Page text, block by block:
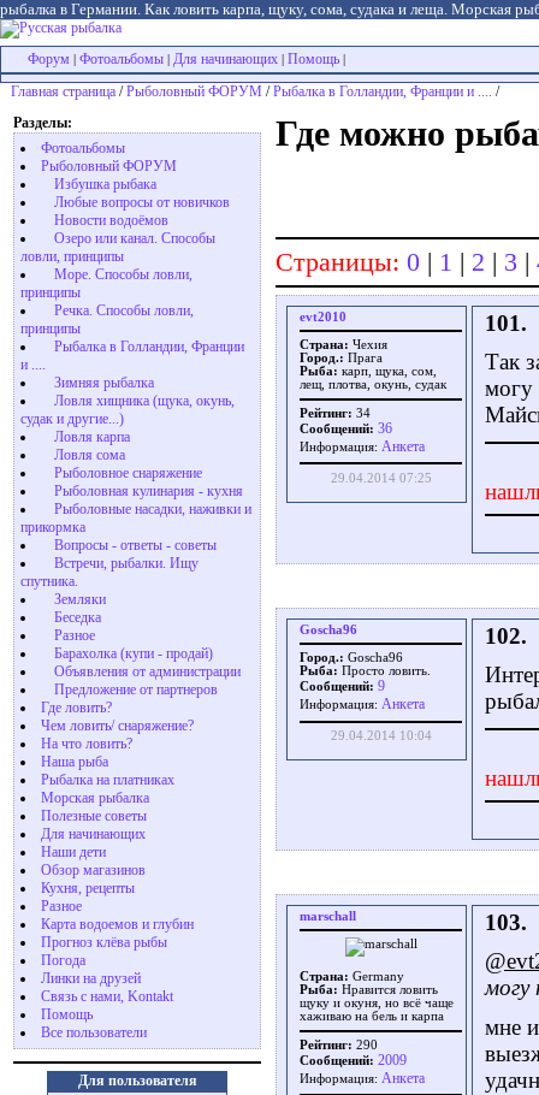
рыбалка в Германии. Как ловить карпа, щуку, сома, судака и леща. Морская
Форум Фотоальбомы Для начинающих Помощь
Главная страница /Рыболовный ФОРУМ /Рыбалка в Голландии, Франции и .... /
Разделы:
Фотоальбомы
Рыболовный ФОРУМ
Избушка рыбака
Любые вопросы от новичков
Новости водоёмов
Озеро или канал. Способы
ловли, принципы
Море. Способы ловли,
принципы
Речка. Способы ловли,
принципы
Рыбалка в Голландии, Франции
и ....
Зимняя рыбалка
Ловля хищника (щука, окунь,
судак и другие...)
Ловля карпа
Ловля сома
Рыболовное снаряжение
Рыболовная кулинария - кухня
Рыболовные насадки, наживки и
прикормка
Вопросы - ответы - советы
Встречи, рыбалки. Ищу
спутника.
Земляки
Беседка
Разное
Барахолка (купи - продай)
Объявления от администрации
Предложение от партнеров
Где ловить?
Чем ловить/ снаряжение?
На что ловить?
Наша рыба
Рыбалка на платниках
Морская рыбалка
Полезные советы
Для начинающих
Наши дети
Обзор магазинов
Кухня, рецепты
Разное
Карта водоемов и глубин
Прогноз клёва рыбы
Погода
Линки на друзей
Связь с нами, Kontakt
Помощь
Все пользователи
Для пользователя
Где можно
Страницы: 0 | 1 | 2 | 3 |
evt2010
Страна: Чехия
Город.: Прага
Рыба: карп, щука, сом,
лещ, плотва, окунь, судак
Рейтинг: 34
Сообщений: 36
Информация: Aнкета
29.04.2014 07:25
101.
Так
могу
Goscha96
Город.: Goscha96
Рыба: Просто ловить.
Сообщений: 9
Информация: Aнкета
29.04.2014 10:04
102.
marschall
Страна: Germany
Рыба: Нравится ловить
щуку и окуня, но всё чаще
хаживаю на бель и карпа
Рейтинг: 290
Сообщений: 2009
Информация: Aнкета
103.
мне